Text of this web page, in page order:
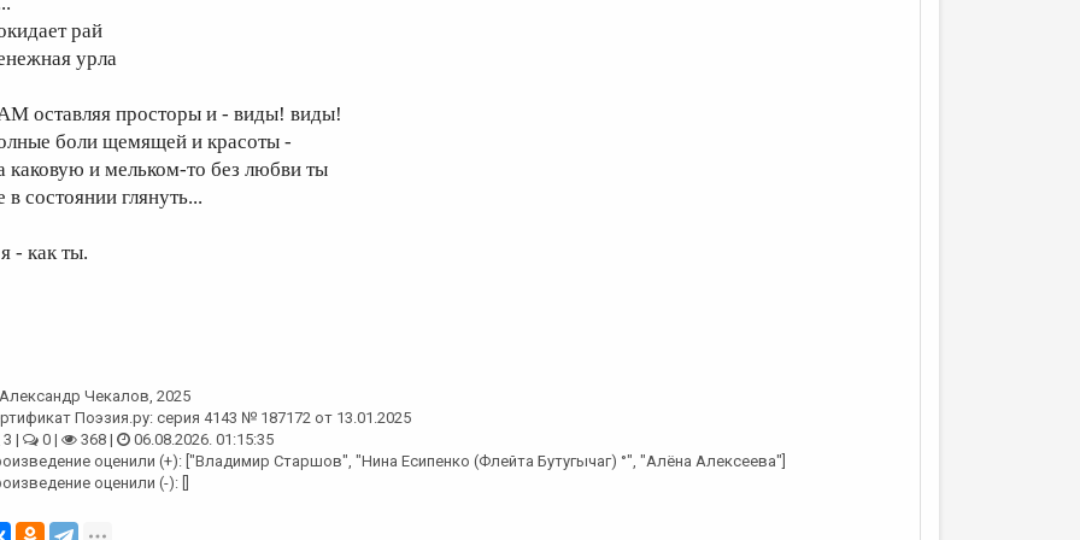
рай
урла
оставляя просторы и - виды! виды!
боли щемящей и красоты -
каковую и мельком-то без любви ты
в состоянии глянуть...
- как ты.
Александр Чекалов, 2025
Поэзия.ру: серия 4143 № 187172 от 13.01.2025
3 |
0 | 368 |
06.08.2026. 01:15:35
оценили (+): ["Владимир Старшов", "Нина Есипенко (Флейта Бутугычаг) °", "Алёна Алексеева"]
оценили (-): []